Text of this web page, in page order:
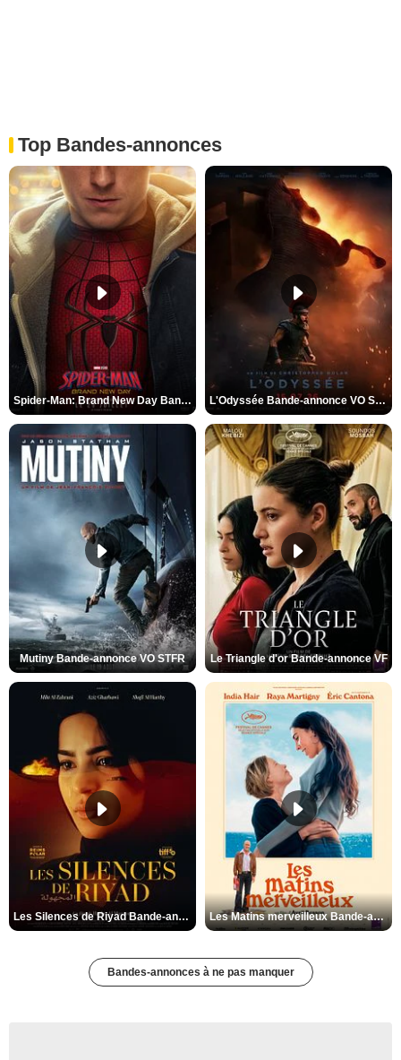
Top Bandes-annonces
Spider-Man: Brand New Day Bande-annonce VO STFR L'Odyssée Bande-annonce VO STFR
Mutiny Bande-annonce VO STFR Le Triangle d'or Bande-annonce VF
Les Silences de Riyad Bande-annonce VO STFR Les Matins merveilleux Bande-annonce VF
Bandes-annonces à ne pas manquer